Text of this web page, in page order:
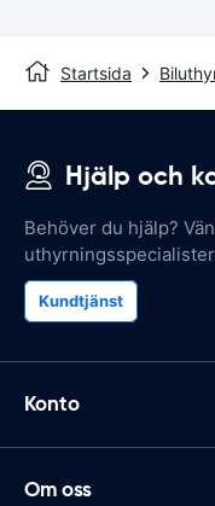
Startsida
Hjälp och
Behöver du hjälp?
Kundtjänst
Konto
Om oss